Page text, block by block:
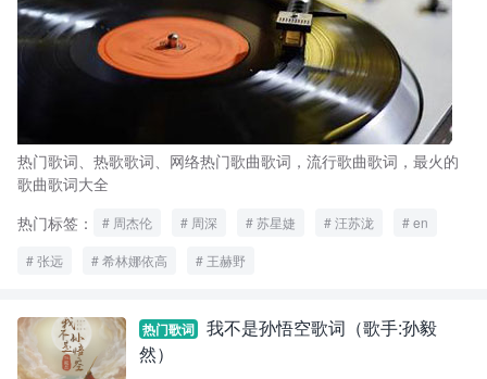
热门歌词、热歌歌词、网络热门歌曲歌词，流行歌曲歌词，最火的
歌曲歌词大全
热门标签：
周杰伦 周深 苏星婕 汪苏泷 en
张远 希林娜依高 王赫野
热门歌词
我不是孙悟空歌词（歌手:孙毅
然）